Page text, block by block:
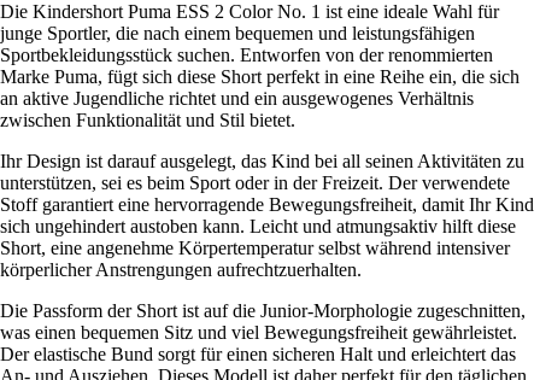
Die Kindershort Puma ESS 2 Color No. 1 ist eine ideale Wahl für
junge Sportler, die nach einem bequemen und leistungsfähigen
Sportbekleidungsstück suchen. Entworfen von der renommierten
Marke Puma, fügt sich diese Short perfekt in eine Reihe ein, die sich
an aktive Jugendliche richtet und ein ausgewogenes Verhältnis
zwischen Funktionalität und Stil bietet.
Ihr Design ist darauf ausgelegt, das Kind bei all seinen Aktivitäten zu
unterstützen, sei es beim Sport oder in der Freizeit. Der verwendete
Stoff garantiert eine hervorragende Bewegungsfreiheit, damit Ihr Kind
sich ungehindert austoben kann. Leicht und atmungsaktiv hilft diese
Short, eine angenehme Körpertemperatur selbst während intensiver
körperlicher Anstrengungen aufrechtzuerhalten.
Die Passform der Short ist auf die Junior-Morphologie zugeschnitten,
was einen bequemen Sitz und viel Bewegungsfreiheit gewährleistet.
Der elastische Bund sorgt für einen sicheren Halt und erleichtert das